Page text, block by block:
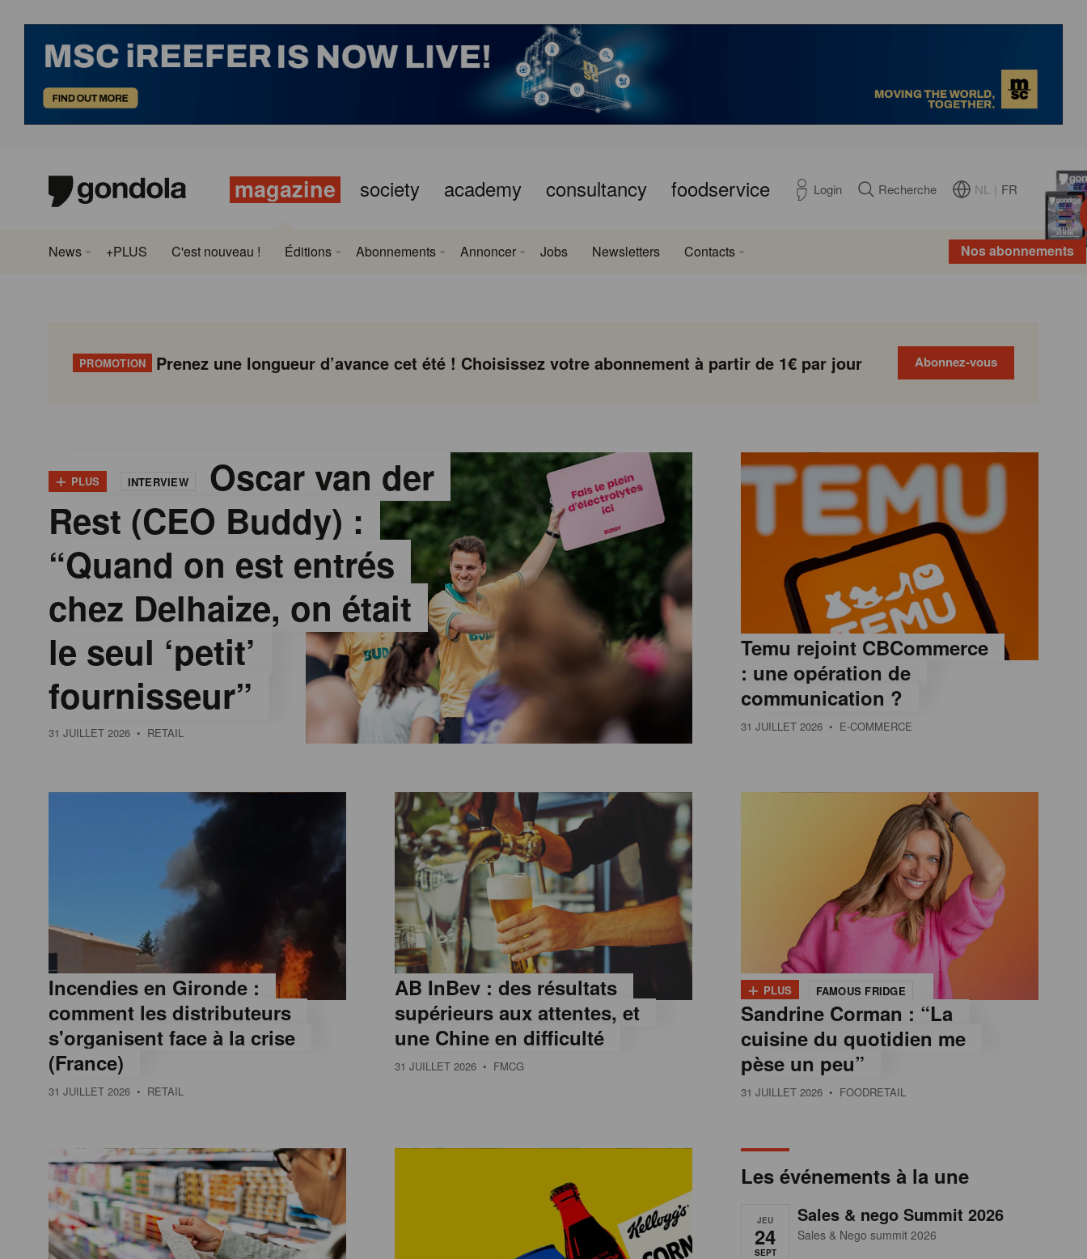
magazine society academy consultancy foodservice Login Recherche NL FR
Nos abonnements
News +PLUS C'est nouveau ! Éditions Abonnements Annoncer Jobs Newsletters Contacts
PROMOTION Prenez une longueur d’avance cet été ! Choisissez votre abonnement à partir de 1€ par jour Abonnez-vous
+ PLUS INTERVIEW
Oscar van der
Rest (CEO Buddy) :
“Quand on est entrés
chez Delhaize, on était
le seul ‘petit’
fournisseur”
31 JUILLET 2026 • RETAIL
Temu rejoint CBCommerce
: une opération de
communication ?
31 JUILLET 2026 • E-COMMERCE
Incendies en Gironde :
comment les distributeurs
s'organisent face à la crise
(France)
31 JUILLET 2026 • RETAIL
AB InBev : des résultats
supérieurs aux attentes, et
une Chine en difficulté
31 JUILLET 2026 • FMCG
+ PLUS FAMOUS FRIDGE
Sandrine Corman : “La
cuisine du quotidien me
pèse un peu”
31 JUILLET 2026 • FOODRETAIL
Les événements à la une
JEU
24
SEPT
Sales & nego Summit 2026
Sales & Nego summit 2026